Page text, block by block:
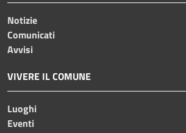
Notizie
Comunicati
Avvisi
VIVERE IL COMUNE
Luoghi
Eventi